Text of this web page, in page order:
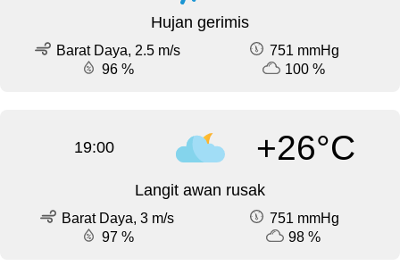
Hujan gerimis
Barat Daya, 2.5 m/s
751 mmHg
96 %
100 %
19:00 +26°C
Langit awan rusak
Barat Daya, 3 m/s
751 mmHg
97 %
98 %